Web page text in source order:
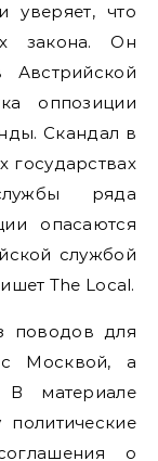
уверяет, что
закона. Он
Австрийской
оппозиции
Скандал в
государствах
ряда
опасаются
службой
The Local.
поводов для
с Москвой, а
материале
о